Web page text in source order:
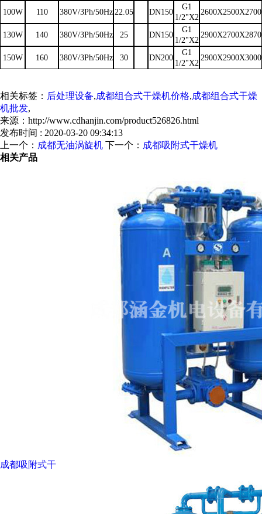
100W 110 380V/3Ph/50Hz 22.05 DN150
G1
1/2"X2
2600X2500X2700
130W 140 380V/3Ph/50Hz 25 DN150
G1
1/2"X2
2900X2700X2870
150W 160 380V/3Ph/50Hz 30 DN200
G1
1/2"X2
2900X2900X3000
相关标签： 后处理设备,成都组合式干燥机价格,成都组合式干燥
机批发,
来源：http://www.cdhanjin.com/product526826.html
发布时间 : 2020-03-20 09:34:13
上一个： 成都无油涡旋机 下一个： 成都吸附式干燥机
相关产品
成都吸附式干